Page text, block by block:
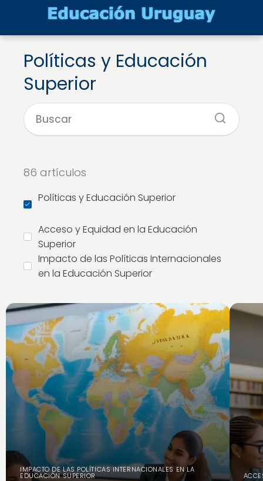
Políticas y Educación
Superior
86 artículos
Políticas y Educación Superior
Acceso y Equidad en la Educación
Superior
Impacto de las Políticas Internacionales
en la Educación Superior
IMPACTO DE LAS POLÍTICAS INTERNACIONALES EN LA
EDUCACIÓN SUPERIOR